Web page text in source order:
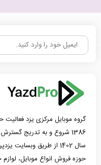
گروه موبایل مرکزی یزد فعالیت
1386 شروع و به تدریج
سال 1402 از طریق
حوزه فروش انواع موبایل،